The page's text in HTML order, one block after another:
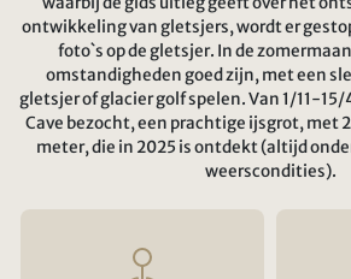
ontwikkeling van gletsjers, wordt er
foto`s op de gletsjer. In de
omstandigheden goed zijn, met een
gletsjer of glacier golf spelen. Van 1/11-
Cave bezocht, een prachtige ijsgrot, met
meter, die in 2025 is ontdekt (altijd
weerscondities).